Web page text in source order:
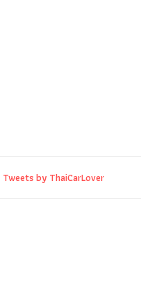
Tweets by ThaiCarLover